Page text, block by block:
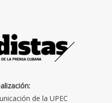
de la UPEC